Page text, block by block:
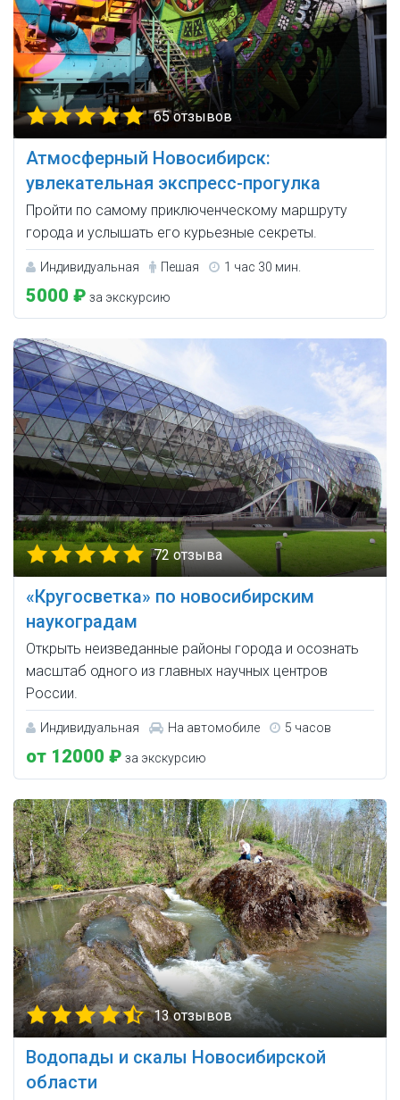
65 отзывов
Атмосферный Новосибирск:
увлекательная экспресс-прогулка
Пройти по самому приключенческому маршруту
города и услышать его курьезные секреты.
Индивидуальная Пешая 1 час 30 мин.
5000 ₽ за экскурсию
72 отзыва
«Кругосветка» по новосибирским
наукоградам
Открыть неизведанные районы города и осознать
масштаб одного из главных научных центров
России.
Индивидуальная На автомобиле 5 часов
от 12000 ₽ за экскурсию
13 отзывов
Водопады и скалы Новосибирской
области